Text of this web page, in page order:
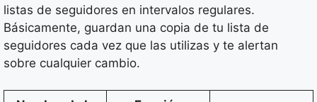
listas de seguidores en intervalos regulares.
Básicamente, guardan una copia de tu lista de
seguidores cada vez que las utilizas y te alertan
sobre cualquier cambio.